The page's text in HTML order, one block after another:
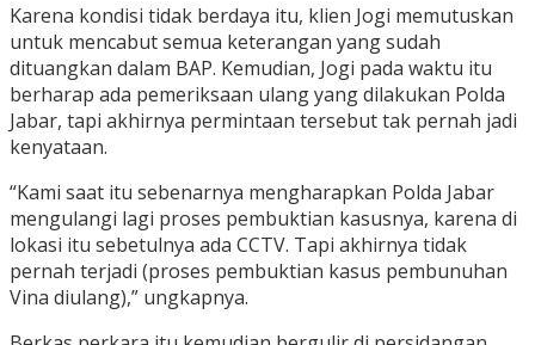
Karena kondisi tidak berdaya itu, klien Jogi memutuskan
untuk mencabut semua keterangan yang sudah
dituangkan dalam BAP. Kemudian, Jogi pada waktu itu
berharap ada pemeriksaan ulang yang dilakukan Polda
Jabar, tapi akhirnya permintaan tersebut tak pernah jadi
kenyataan.
“Kami saat itu sebenarnya mengharapkan Polda Jabar
mengulangi lagi proses pembuktian kasusnya, karena di
lokasi itu sebetulnya ada CCTV. Tapi akhirnya tidak
pernah terjadi (proses pembuktian kasus pembunuhan
Vina diulang),” ungkapnya.